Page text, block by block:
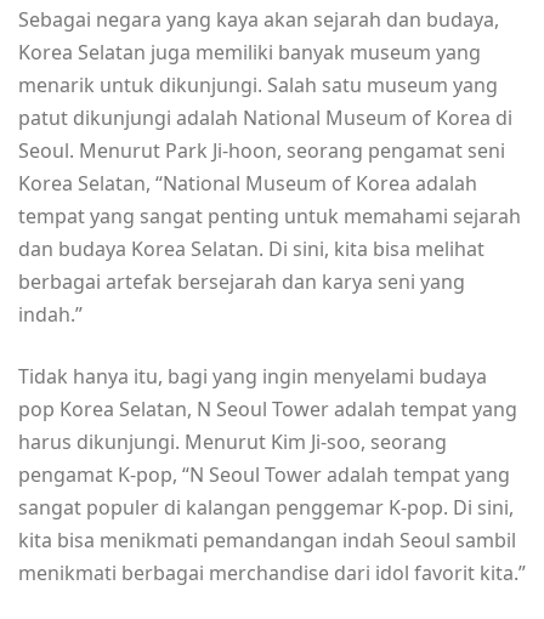
Sebagai negara yang kaya akan sejarah dan budaya,
Korea Selatan juga memiliki banyak museum yang
menarik untuk dikunjungi. Salah satu museum yang
patut dikunjungi adalah National Museum of Korea di
Seoul. Menurut Park Ji-hoon, seorang pengamat seni
Korea Selatan, “National Museum of Korea adalah
tempat yang sangat penting untuk memahami sejarah
dan budaya Korea Selatan. Di sini, kita bisa melihat
berbagai artefak bersejarah dan karya seni yang
indah.”
Tidak hanya itu, bagi yang ingin menyelami budaya
pop Korea Selatan, N Seoul Tower adalah tempat yang
harus dikunjungi. Menurut Kim Ji-soo, seorang
pengamat K-pop, “N Seoul Tower adalah tempat yang
sangat populer di kalangan penggemar K-pop. Di sini,
kita bisa menikmati pemandangan indah Seoul sambil
menikmati berbagai merchandise dari idol favorit kita.”